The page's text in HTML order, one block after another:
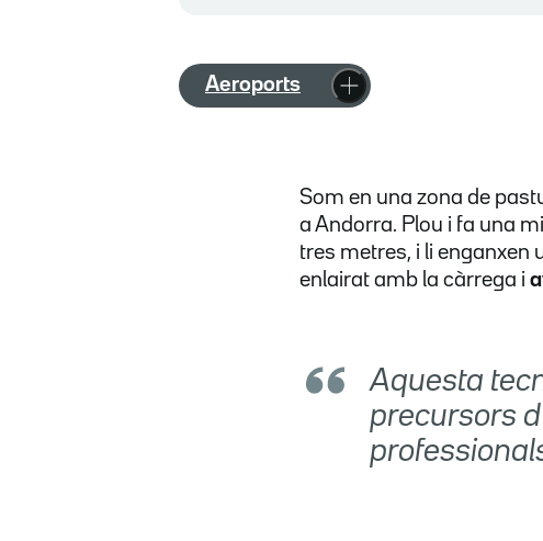
Aeroports
Som en una zona de
a Andorra. Plou i fa una
tres metres, i li enganxen
enlairat amb la càrrega i
Aquesta
precursors